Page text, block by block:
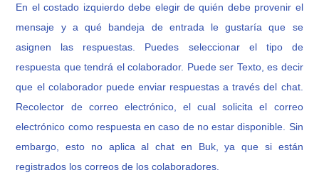
En el costado izquierdo debe elegir de quién debe provenir el
mensaje y a qué bandeja de entrada le gustaría que se
asignen las respuestas. Puedes seleccionar el tipo de
respuesta que tendrá el colaborador. Puede ser Texto, es decir
que el colaborador puede enviar respuestas a través del chat.
Recolector de correo electrónico, el cual solicita el correo
electrónico como respuesta en caso de no estar disponible. Sin
embargo, esto no aplica al chat en Buk, ya que si están
registrados los correos de los colaboradores.